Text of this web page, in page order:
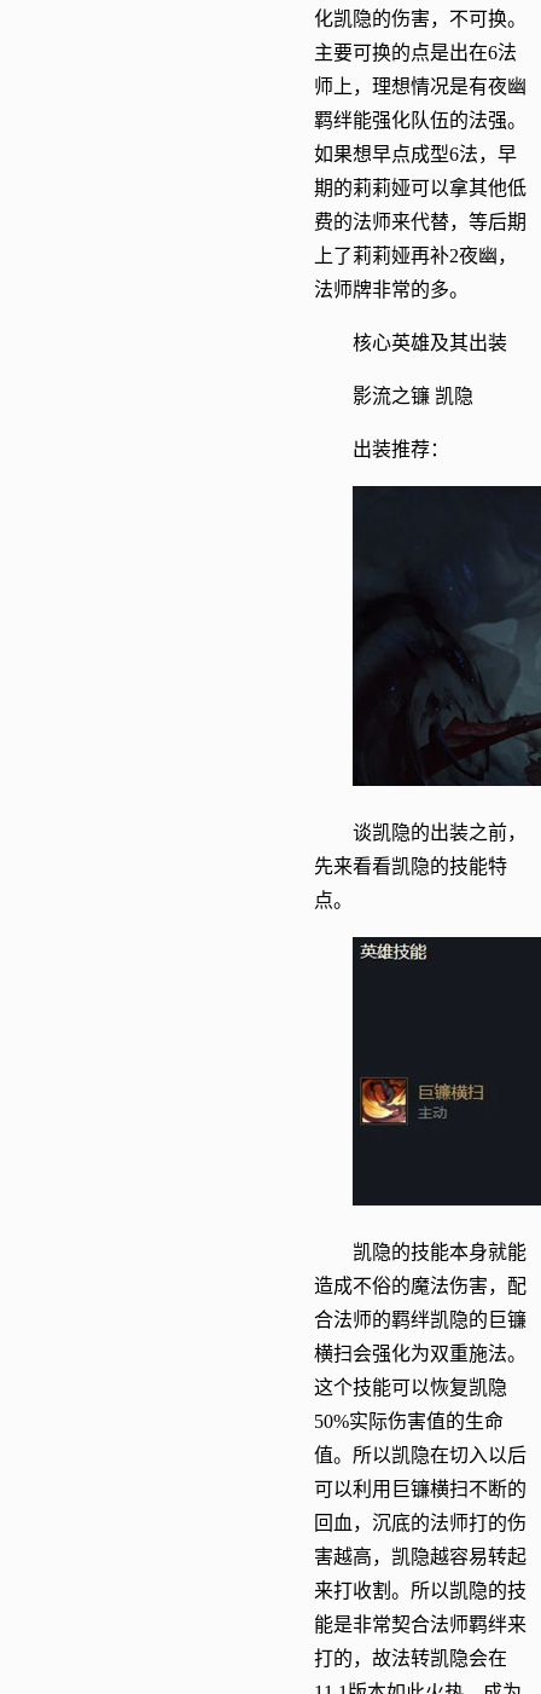
化凯隐的伤害，不可换。
主要可换的点是出在6法
师上，理想情况是有夜幽
羁绊能强化队伍的法强。
如果想早点成型6法，早
期的莉莉娅可以拿其他低
费的法师来代替，等后期
上了莉莉娅再补2夜幽，
法师牌非常的多。
核心英雄及其出装
影流之镰 凯隐
出装推荐：
谈凯隐的出装之前，
先来看看凯隐的技能特
点。
凯隐的技能本身就能
造成不俗的魔法伤害，配
合法师的羁绊凯隐的巨镰
横扫会强化为双重施法。
这个技能可以恢复凯隐
50%实际伤害值的生命
值。所以凯隐在切入以后
可以利用巨镰横扫不断的
回血，沉底的法师打的伤
害越高，凯隐越容易转起
来打收割。所以凯隐的技
能是非常契合法师羁绊来
打的，故法转凯隐会在